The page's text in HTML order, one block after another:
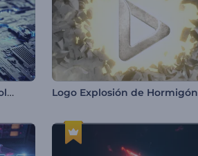
Intro de circuito de alta tecnología Logo Explosión de Hormigón